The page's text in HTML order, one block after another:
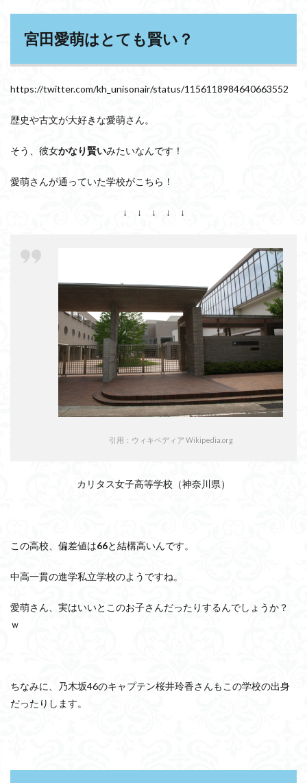
宮田愛萌はとても賢い？
https://twitter.com/kh_unisonair/status/1156118984640663552
歴史や古文が大好きな愛萌さん。
そう、彼女かなり賢いみたいなんです！
愛萌さんが通っていた学校がこちら！
↓ ↓ ↓ ↓ ↓
引用：ウィキペディア Wikipedia.org
カリタス女子高等学校（神奈川県）
この高校、偏差値は66と結構高いんです。
中高一貫の進学私立学校のようですね。
愛萌さん、実はいいとこのお子さんだったりするんでしょうか？
ｗ
ちなみに、乃木坂46のキャプテン桜井玲香さんもこの学校の出身
だったりします。